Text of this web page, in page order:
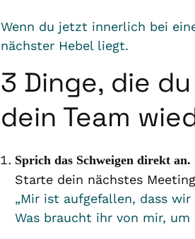
Wenn du jetzt innerlich bei
nächster Hebel liegt.
3 Dinge, die
dein Team
Sprich das Schweigen direkt an.
Starte dein nächstes
„Mir ist aufgefallen, dass
Was braucht ihr von mir,